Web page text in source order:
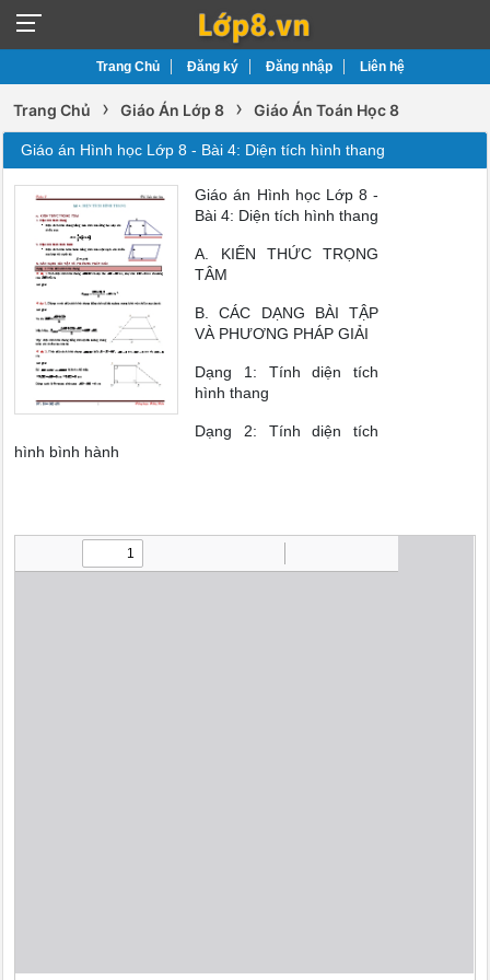
Trang Chủ Đăng ký Đăng nhập Liên hệ
Trang Chủ › Giáo Án Lớp 8 › Giáo Án Toán Học 8
Giáo án Hình học Lớp 8 - Bài 4: Diện tích hình thang
Giáo án Hình học Lớp 8 -
Bài 4: Diện tích hình thang
A. KIẾN THỨC TRỌNG
TÂM
B. CÁC DẠNG BÀI TẬP
VÀ PHƯƠNG PHÁP GIẢI
Dạng 1: Tính diện tích
hình thang
Dạng 2: Tính diện tích
hình bình hành